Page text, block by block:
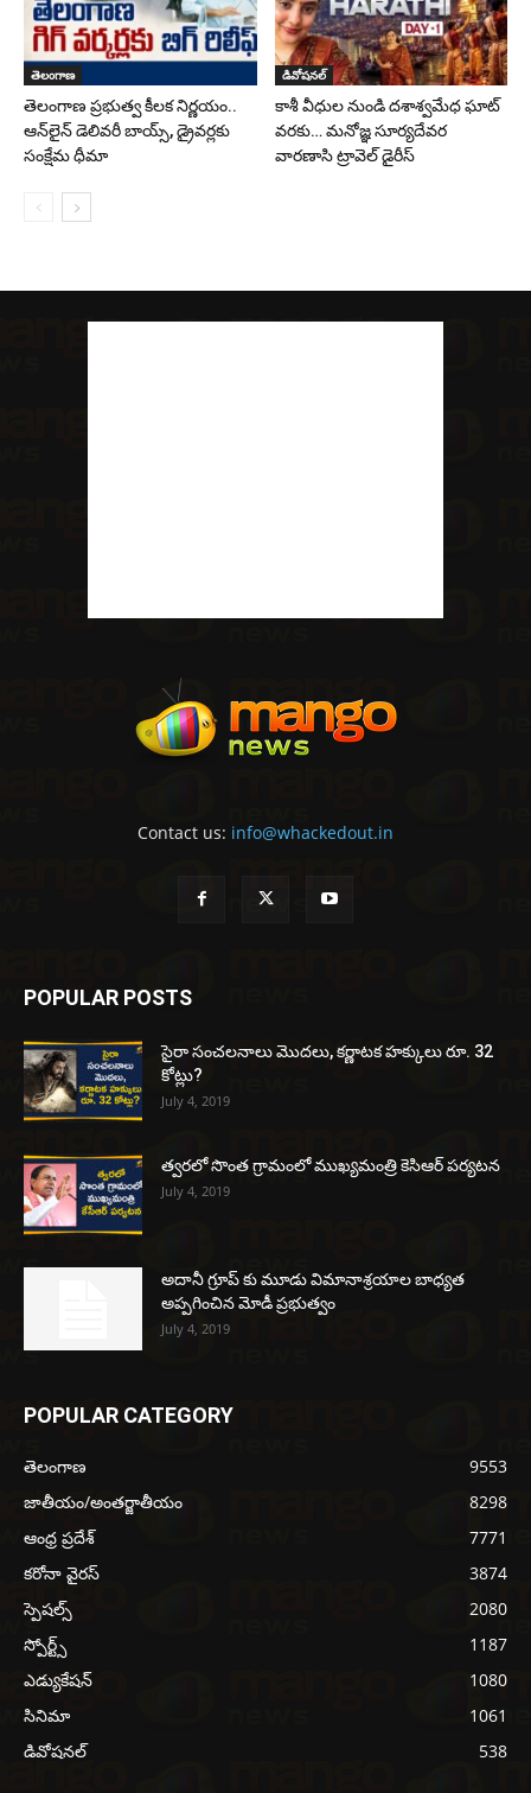
తెలంగాణ
తెలంగాణ ప్రభుత్వ కీలక నిర్ణయం..
ఆన్‌లైన్ డెలివరీ బాయ్స్, డ్రైవర్లకు
సంక్షేమ ధీమా
డివోషనల్
కాశీ వీధుల నుండి దశాశ్వమేధ ఘాట్
వరకు… మనోజ్ఞ సూర్యదేవర
వారణాసి ట్రావెల్ డైరీస్
Contact us: info@whackedout.in
POPULAR POSTS
సైరా సంచలనాలు మొదలు, కర్ణాటక హక్కులు రూ. 32
కోట్లు?
July 4, 2019
త్వరలో సొంత గ్రామంలో ముఖ్యమంత్రి కెసిఆర్ పర్యటన
July 4, 2019
అదానీ గ్రూప్ కు మూడు విమానాశ్రయాల బాధ్యత
అప్పగించిన మోడీ ప్రభుత్వం
July 4, 2019
POPULAR CATEGORY
తెలంగాణ
9553
జాతీయం/అంతర్జాతీయం
8298
ఆంధ్ర ప్రదేశ్
7771
కరోనా వైరస్
3874
స్పెషల్స్
2080
స్పోర్ట్స్
1187
ఎడ్యుకేషన్
1080
సినిమా
1061
డివోషనల్
538